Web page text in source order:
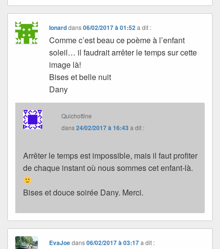
Ionarddans06/02/2017 à 01:52 a dit :
Comme c’est beau ce poème à l’enfant
soleil… il faudrait arrêter le temps sur cette
image là!
Bises et belle nuit
Dany
Quichottine
dans24/02/2017 à 16:43 a dit :
Arrêter le temps est impossible, mais il faut profiter
de chaque instant où nous sommes cet enfant-là.
Bises et douce soirée Dany. Merci.
EvaJoedans06/02/2017 à 03:17 a dit :